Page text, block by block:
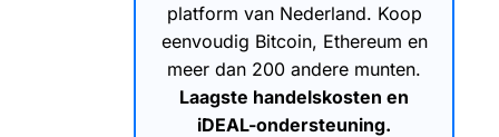
platform van Nederland. Koop
eenvoudig Bitcoin, Ethereum en
meer dan 200 andere munten.
Laagste handelskosten en
iDEAL-ondersteuning.